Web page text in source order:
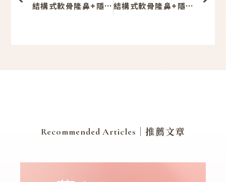
結構式軟骨隆鼻+隱痕縮鼻翼-003-俯角
結構式軟骨隆鼻+隱痕縮鼻翼-001-正面
Recommended Articles ｜推薦文章